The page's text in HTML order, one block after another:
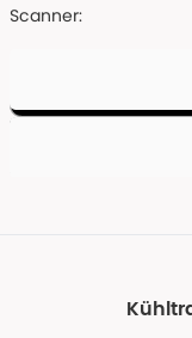
Scanner: